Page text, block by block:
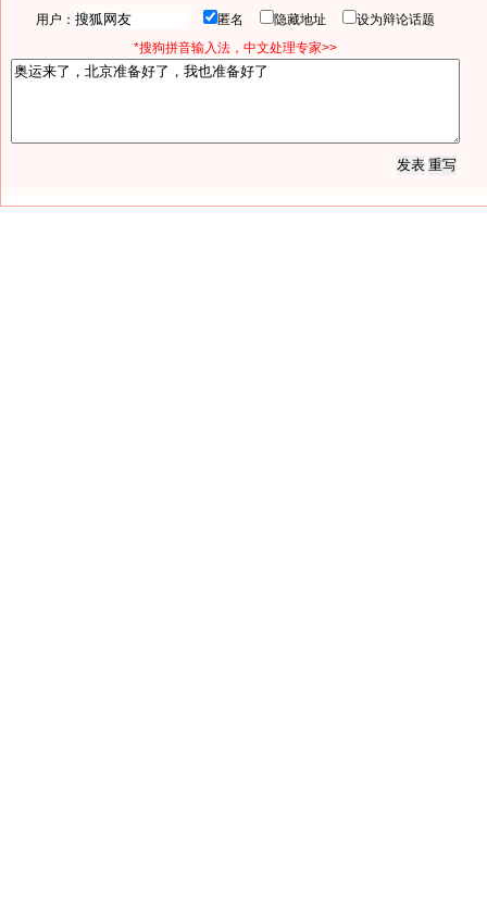
用户： 匿名 隐藏地址
设为辩论话题
*搜狗拼音输入法，中文处理专家>>